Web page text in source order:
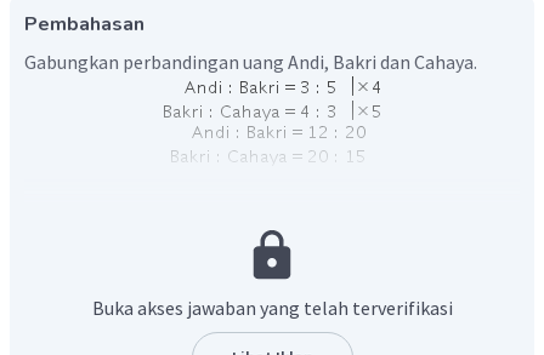
Pembahasan
Gabungkan perbandingan uang Andi, Bakri dan Cahaya.
Buka akses jawaban yang telah terverifikasi